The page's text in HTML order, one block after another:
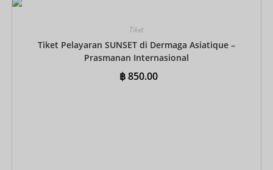
Tiket
Tiket Pelayaran SUNSET di Dermaga Asiatique –
Prasmanan Internasional
฿850.00